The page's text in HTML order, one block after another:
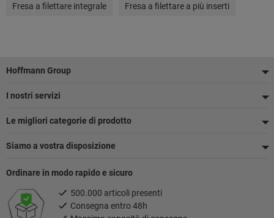
Fresa a filettare integrale Fresa a filettare a più inserti
Piè
di
pagina
Hoffmann Group
I nostri servizi
Le migliori categorie di prodotto
Siamo a vostra disposizione
Ordinare in modo rapido e sicuro
500.000 articoli presenti
Consegna entro 48h